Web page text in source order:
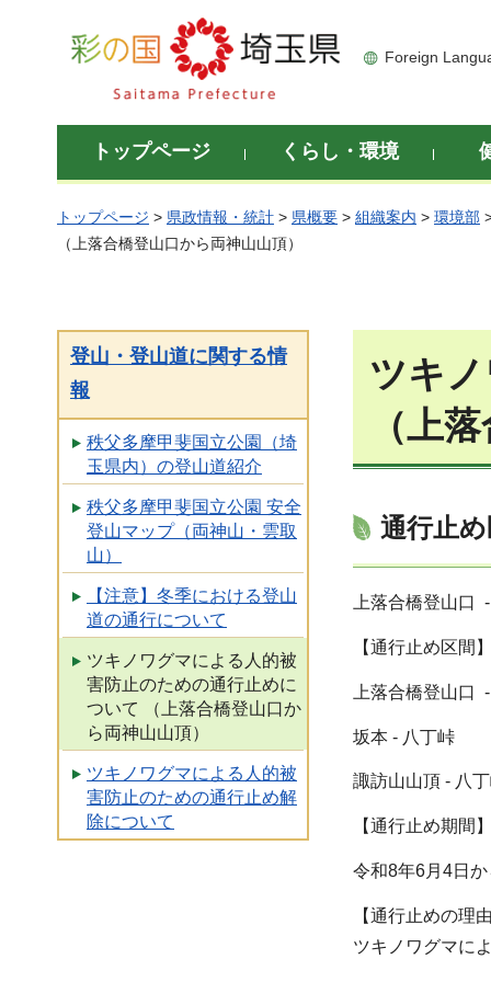
彩の国 埼玉県
Foreign
トップページ くらし・環境
トップページ > 県政情報・統計 > 県概要 > 組織案内 > 環境部
（上落合橋登山口から両神山山頂）
登山・登山道に関する情
報
秩父多摩甲斐国立公園（埼
玉県内）の登山道紹介
秩父多摩甲斐国立公園 安全
登山マップ（両神山・雲取
山）
【注意】冬季における登山
道の通行について
ツキノワグマによる人的被
害防止のための通行止めに
ついて （上落合橋登山口か
ら両神山山頂）
ツキノワグマによる人的被
害防止のための通行止め解
除について
ツキ
（上
通行止
上落合橋登山口
【通行止め区間
上落合橋登山口
坂本 - 八丁峠
諏訪山山頂 - 八
【通行止め期間
令和8年6月4日
【通行止めの理
ツキノワグマに